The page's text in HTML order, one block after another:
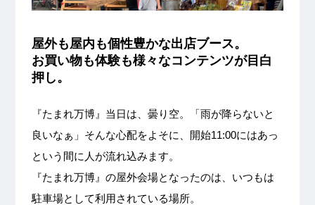
屋外も屋内も個性豊かな出店ブース。
お買い物も体験も様々なコンテンツが目白
押し。
『たまれ万博』当日は、曇り空。「雨が降らないと
良いなぁ」そんな心配をよそに、開始11:00にはあっ
という間に人が流れ込みます。
『たまれ万博』の屋外会場となったのは、いつもは
駐車場として利用されている場所。